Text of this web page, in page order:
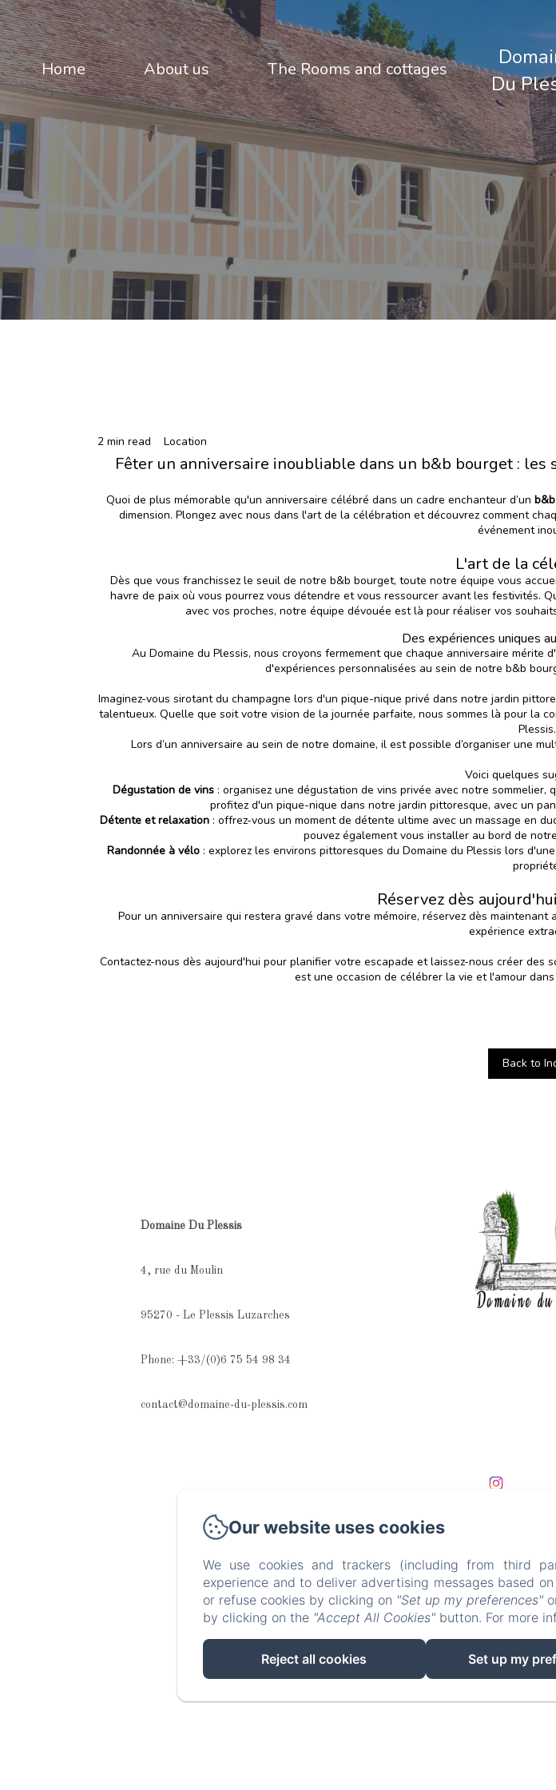
Home About us The Rooms and cottages
Du
2 min read Location
Fêter un anniversaire inoubliable dans un b&b bourget :
Quoi de plus mémorable qu'un anniversaire célébré dans un cadre enchanteur d’un
dimension. Plongez avec nous dans l'art de la célébration et découvrez comment
événement
L'art de la
Dès que vous franchissez le seuil de notre b&b bourget, toute notre équipe vous
havre de paix où vous pourrez vous détendre et vous ressourcer avant les festivités.
avec vos proches, notre équipe dévouée est là pour réaliser vos
Des expériences uniques
Au Domaine du Plessis, nous croyons fermement que chaque anniversaire
d'expériences personnalisées au sein de notre b&b
Imaginez-vous sirotant du champagne lors d'un pique-nique privé dans notre jardin
talentueux. Quelle que soit votre vision de la journée parfaite, nous sommes là pour la
Plessis.
Lors d’un anniversaire au sein de notre domaine, il est possible d’organiser une
Voici quelques
Dégustation de vins : organisez une dégustation de vins privée avec notre
profitez d'un pique-nique dans notre jardin pittoresque, avec un
Détente et relaxation: offrez-vous un moment de détente ultime avec un massage en
pouvez également vous installer au bord de
Randonnée à vélo : explorez les environs pittoresques du Domaine du Plessis lors
Réservez dès
Pour un anniversaire qui restera gravé dans votre mémoire, réservez dès maintenant
expérience
Contactez-nous dès aujourd'hui pour planifier votre escapade et laissez-nous créer des
est une occasion de célébrer la vie et l'amour
Back to
Domaine Du Plessis
4, rue du Moulin
95270 - Le Plessis Luzarches
Phone: +33/(0)6 75 54 98 34
contact@domaine-du-plessis.com
EN FR
Our website uses cookies
We use cookies and trackers (including from third
experience and to deliver advertising messages based
or refuse cookies by clicking on "Set up my preferences"
by clicking on the "Accept All Cookies" button. For more
Reject all cookies Set up my